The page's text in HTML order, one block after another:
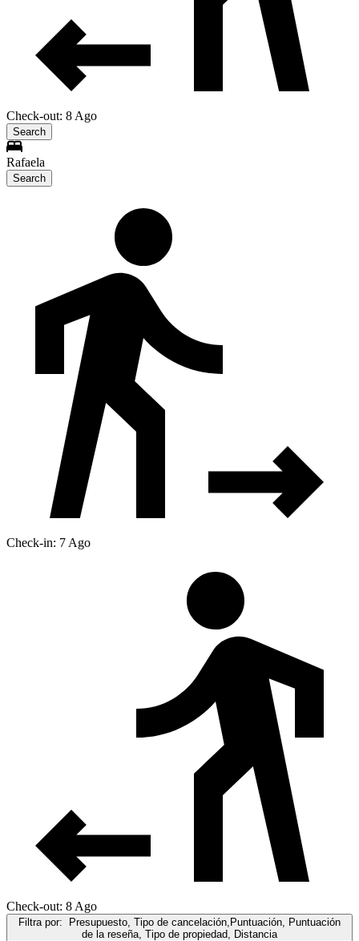
Check-out: 8 Ago
Search
Rafaela
Search
Check-in: 7 Ago
Check-out: 8 Ago
Filtra por: Presupuesto, Tipo de cancelación,Puntuación, Puntuación
de la reseña, Tipo de propiedad, Distancia